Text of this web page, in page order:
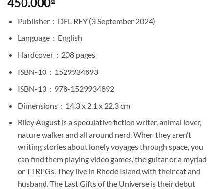
Publisher ‏ : ‎ DEL REY (3 September 2024)
Language ‏ : ‎ English
Hardcover ‏ : ‎ 208 pages
ISBN-10 ‏ : ‎ 1529934893
ISBN-13 ‏ : ‎ 978-1529934892
Dimensions ‏ : ‎ 14.3 x 2.1 x 22.3 cm
Riley Augustis a speculative fiction writer, animal lover,
nature walker and all around nerd. When they aren’t
writing stories about lonely voyages through space, you
can find them playing video games, the guitar or a myriad
or TTRPGs. They live in Rhode Island with their cat and
husband.The Last Gifts of the Universeis their debut